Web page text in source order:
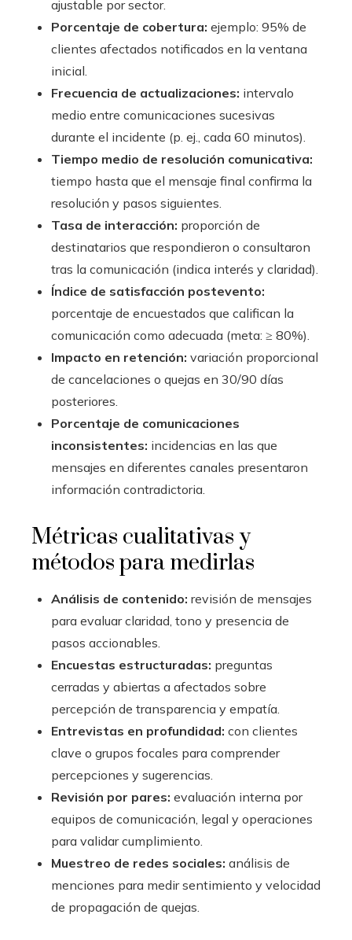
ajustable por sector.
Porcentaje de cobertura: ejemplo: 95% de
clientes afectados notificados en la ventana
inicial.
Frecuencia de actualizaciones: intervalo
medio entre comunicaciones sucesivas
durante el incidente (p. ej., cada 60 minutos).
Tiempo medio de resolución comunicativa:
tiempo hasta que el mensaje final confirma la
resolución y pasos siguientes.
Tasa de interacción: proporción de
destinatarios que respondieron o consultaron
tras la comunicación (indica interés y claridad).
Índice de satisfacción postevento:
porcentaje de encuestados que califican la
comunicación como adecuada (meta: ≥ 80%).
Impacto en retención: variación proporcional
de cancelaciones o quejas en 30/90 días
posteriores.
Porcentaje de comunicaciones
inconsistentes: incidencias en las que
mensajes en diferentes canales presentaron
información contradictoria.
Métricas cualitativas y
métodos para medirlas
Análisis de contenido: revisión de mensajes
para evaluar claridad, tono y presencia de
pasos accionables.
Encuestas estructuradas: preguntas
cerradas y abiertas a afectados sobre
percepción de transparencia y empatía.
Entrevistas en profundidad: con clientes
clave o grupos focales para comprender
percepciones y sugerencias.
Revisión por pares: evaluación interna por
equipos de comunicación, legal y operaciones
para validar cumplimiento.
Muestreo de redes sociales: análisis de
menciones para medir sentimiento y velocidad
de propagación de quejas.